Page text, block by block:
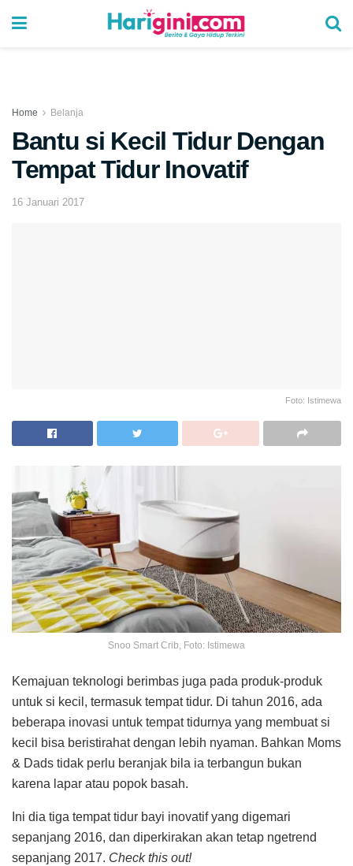
Home Belanja
Bantu si Kecil Tidur Dengan
Tempat Tidur Inovatif
16 Januari 2017
Foto: Istimewa
Snoo Smart Crib, Foto: Istimewa
Kemajuan teknologi berimbas juga pada produk-produk
untuk si kecil, termasuk tempat tidur. Di tahun 2016, ada
beberapa inovasi untuk tempat tidurnya yang membuat si
kecil bisa beristirahat dengan lebih nyaman. Bahkan Moms
& Dads tidak perlu beranjak bila ia terbangun bukan
karena lapar atau popok basah.
Ini dia tiga tempat tidur bayi inovatif yang digemari
sepanjang 2016, dan diperkirakan akan tetap ngetrend
sepanjang 2017. Check this out!